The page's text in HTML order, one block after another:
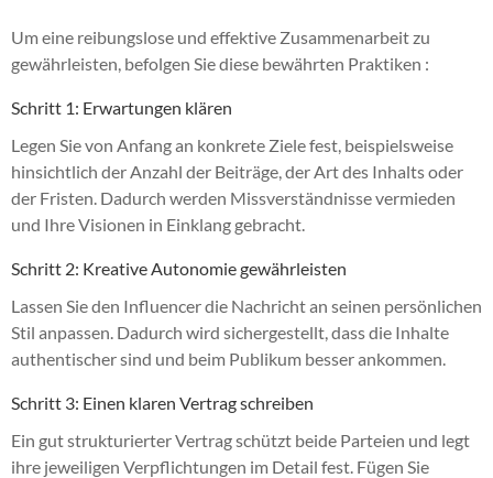
Um eine reibungslose und effektive Zusammenarbeit zu
gewährleisten, befolgen Sie diese bewährten Praktiken :
Schritt 1: Erwartungen klären
Legen Sie von Anfang an konkrete Ziele fest, beispielsweise
hinsichtlich der Anzahl der Beiträge, der Art des Inhalts oder
der Fristen. Dadurch werden Missverständnisse vermieden
und Ihre Visionen in Einklang gebracht.
Schritt 2: Kreative Autonomie gewährleisten
Lassen Sie den Influencer die Nachricht an seinen persönlichen
Stil anpassen. Dadurch wird sichergestellt, dass die Inhalte
authentischer sind und beim Publikum besser ankommen.
Schritt 3: Einen klaren Vertrag schreiben
Ein gut strukturierter Vertrag schützt beide Parteien und legt
ihre jeweiligen Verpflichtungen im Detail fest. Fügen Sie